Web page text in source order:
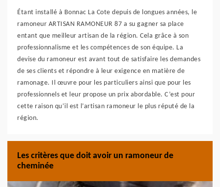
Étant installé à Bonnac La Cote depuis de longues années, le
ramoneur ARTISAN RAMONEUR 87 a su gagner sa place
entant que meilleur artisan de la région. Cela grâce à son
professionnalisme et les compétences de son équipe. La
devise du ramoneur est avant tout de satisfaire les demandes
de ses clients et répondre à leur exigence en matière de
ramonage. Il œuvre pour les particuliers ainsi que pour les
professionnels et leur propose un prix abordable. C’est pour
cette raison qu’il est l’artisan ramoneur le plus réputé de la
région.
Les critères que doit avoir un ramoneur de
cheminée